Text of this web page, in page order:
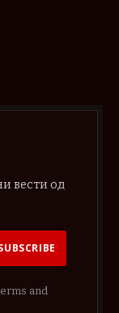
вести од
and